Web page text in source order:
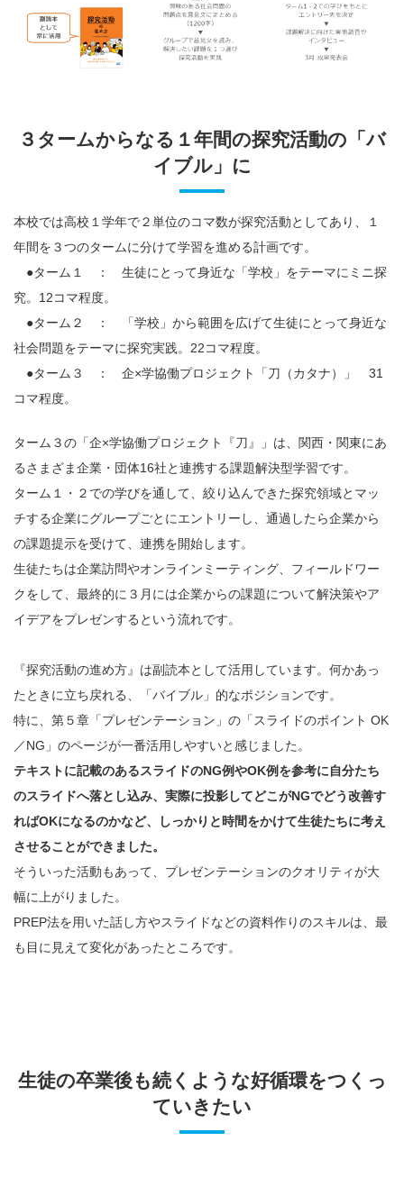
３タームからなる１年間の探究活動の「バ
イブル」に
本校では高校１学年で２単位のコマ数が探究活動としてあり、１
年間を３つのタームに分けて学習を進める計画です。
●ターム１ ： 生徒にとって身近な「学校」をテーマにミニ探
究。12コマ程度。
●ターム２ ： 「学校」から範囲を広げて生徒にとって身近な
社会問題をテーマに探究実践。22コマ程度。
●ターム３ ： 企×学協働プロジェクト「刀（カタナ）」 31
コマ程度。
ターム３の「企×学協働プロジェクト『刀』」は、関西・関東にあ
るさまざま企業・団体16社と連携する課題解決型学習です。
ターム１・２での学びを通して、絞り込んできた探究領域とマッ
チする企業にグループごとにエントリーし、通過したら企業から
の課題提示を受けて、連携を開始します。
生徒たちは企業訪問やオンラインミーティング、フィールドワー
クをして、最終的に３月には企業からの課題について解決策やア
イデアをプレゼンするという流れです。
『探究活動の進め方』は副読本として活用しています。何かあっ
たときに立ち戻れる、「バイブル」的なポジションです。
特に、第５章「プレゼンテーション」の「スライドのポイント OK
／NG」のページが一番活用しやすいと感じました。
テキストに記載のあるスライドのNG例やOK例を参考に自分たち
のスライドへ落とし込み、実際に投影してどこがNGでどう改善す
ればOKになるのかなど、しっかりと時間をかけて生徒たちに考え
させることができました。
そういった活動もあって、プレゼンテーションのクオリティが大
幅に上がりました。
PREP法を用いた話し方やスライドなどの資料作りのスキルは、最
も目に見えて変化があったところです。
生徒の卒業後も続くような好循環をつくっ
ていきたい